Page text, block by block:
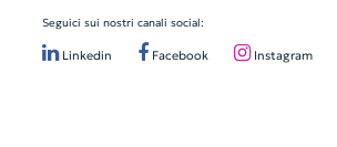
Seguici sui nostri canali social:
Linkedin Facebook Instagram